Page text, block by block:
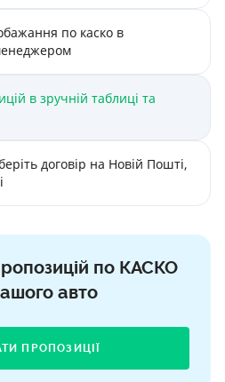
по каско в
в зручній таблиці та
договір на Новій Пошті,
по КАСКО
авто
ПРОПОЗИЦІЇ